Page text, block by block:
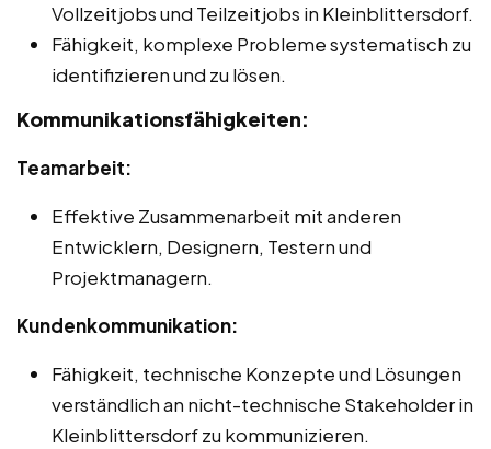
Vollzeitjobs und Teilzeitjobs in Kleinblittersdorf.
Fähigkeit, komplexe Probleme systematisch zu
identifizieren und zu lösen.
Kommunikationsfähigkeiten:
Teamarbeit:
Effektive Zusammenarbeit mit anderen
Entwicklern, Designern, Testern und
Projektmanagern.
Kundenkommunikation:
Fähigkeit, technische Konzepte und Lösungen
verständlich an nicht-technische Stakeholder in
Kleinblittersdorf zu kommunizieren.